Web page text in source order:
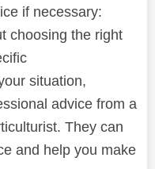
if necessary:
choosing the right
situation,
advice from a
They can
and help you make